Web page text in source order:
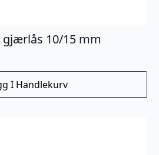
10/15 mm
I Handlekurv